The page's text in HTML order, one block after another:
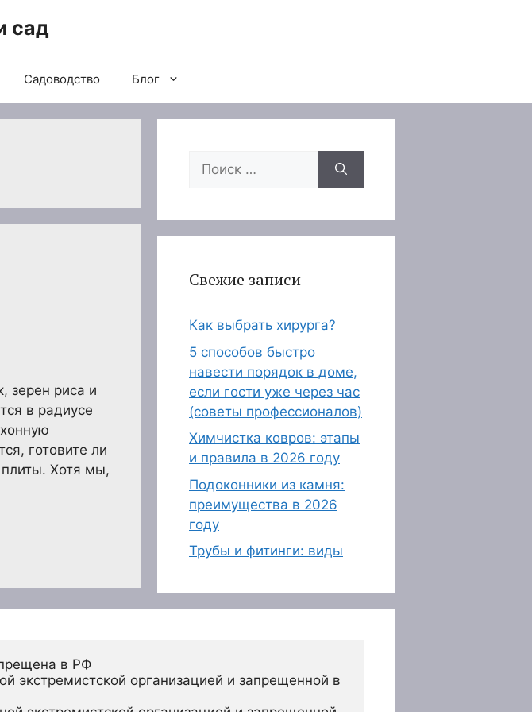
сад
Садоводство Блог
зерен риса и
в радиусе
готовите ли
Хотя мы,
Поиск:
Свежие записи
Как выбрать хирурга?
5 способов быстро
навести порядок в доме,
если гости уже через час
(советы профессионалов)
Химчистка ковров: этапы
и правила в 2026 году
Подоконники из камня:
преимущества в 2026
году
Трубы и фитинги: виды
в РФ
экстремистской организацией и запрещенной в